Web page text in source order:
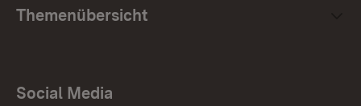
Themenübersicht
Social Media